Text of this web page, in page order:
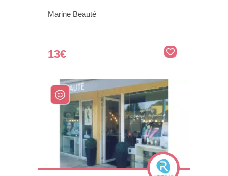
Marine Beauté
13€